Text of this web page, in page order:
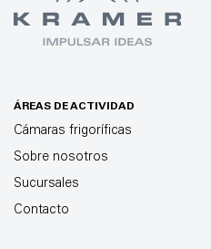
ÁREAS DE ACTIVIDAD
Cámaras frigoríficas
Sobre nosotros
Sucursales
Contacto